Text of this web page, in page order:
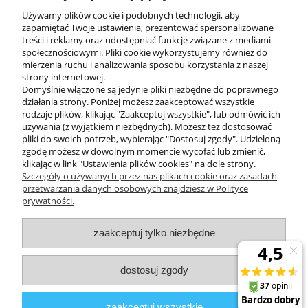
Wymiary opakowania (cm)
60 x 18.5 x 60
KONTAKT
DODATKOWE
MOJE KONTO
INFORMACJE
// ul. Przemysłowa 11a, 75-216 Koszalin // NIP669-050-03-43
Używamy plików cookie i podobnych technologii, aby
zapamiętać Twoje ustawienia, prezentować spersonalizowane
treści i reklamy oraz udostępniać funkcje związane z mediami
społecznościowymi. Pliki cookie wykorzystujemy również do
mierzenia ruchu i analizowania sposobu korzystania z naszej
strony internetowej.
Domyślnie włączone są jedynie pliki niezbędne do poprawnego
działania strony. Poniżej możesz zaakceptować wszystkie
rodzaje plików, klikając "Zaakceptuj wszystkie", lub odmówić ich
używania (z wyjątkiem niezbędnych). Możesz też dostosować
pliki do swoich potrzeb, wybierając "Dostosuj zgody". Udzieloną
zgodę możesz w dowolnym momencie wycofać lub zmienić,
klikając w link "Ustawienia plików cookies" na dole strony.
Szczegóły o używanych przez nas plikach cookie oraz zasadach
przetwarzania danych osobowych znajdziesz w Polityce
prywatności.
zaakceptuj tylko niezbędne
dostosuj zgody